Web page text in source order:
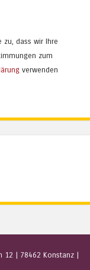
zu, dass wir Ihre
zum
verwenden
12 | 78462 Konstanz |